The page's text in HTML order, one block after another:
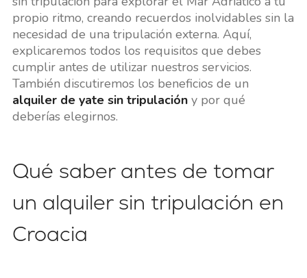
propio ritmo, creando recuerdos inolvidables sin la
necesidad de una tripulación externa. Aquí,
explicaremos todos los requisitos que debes
cumplir antes de utilizar nuestros servicios.
También discutiremos los beneficios de un
alquiler de yate sin tripulacióny por qué
deberías elegirnos.
Qué saber antes de tomar
un alquiler sin tripulación en
Croacia